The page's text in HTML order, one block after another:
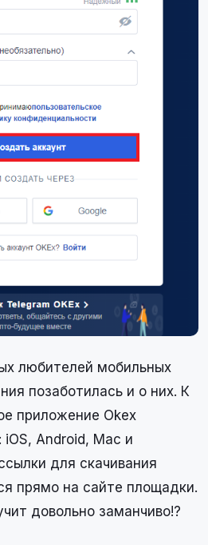
любителей мобильных
позаботилась и о них. К
приложение Okex
Android, Mac и
для скачивания
прямо на сайте площадки.
довольно заманчиво!?